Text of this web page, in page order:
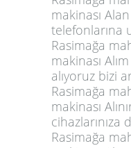
makinası
telefonlarına
Rasimağa
makinası
alıyoruz bizi
Rasimağa
makinası
Rasimağa